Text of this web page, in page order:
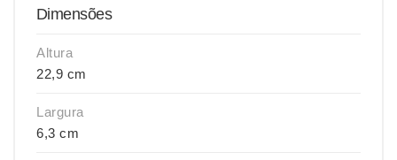
Dimensões
Altura
22,9 cm
Largura
6,3 cm